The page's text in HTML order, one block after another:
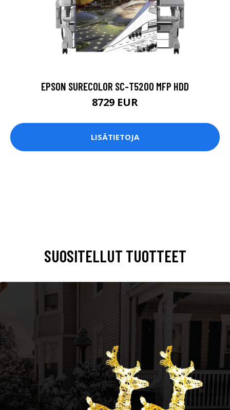
EPSON SURECOLOR SC-T5200 MFP HDD
8729 EUR
LISÄTIETOJA
SUOSITELLUT TUOTTEET